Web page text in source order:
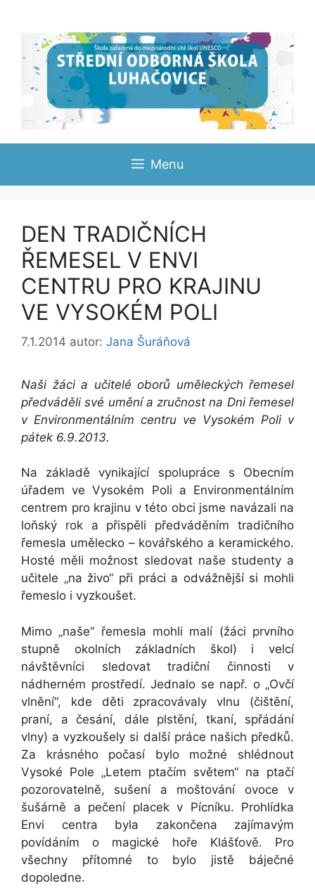
Menu
DEN TRADIČNÍCH
ŘEMESEL V ENVI
CENTRU PRO KRAJINU
VE VYSOKÉM POLI
7.1.2014 autor: Jana Šuráňová
Naši žáci a učitelé oborů uměleckých řemesel
předváděli své umění a zručnost na Dni řemesel
v Environmentálním centru ve Vysokém Poli v
pátek 6.9.2013.
Na základě vynikající spolupráce s Obecním
úřadem ve Vysokém Poli a Environmentálním
centrem pro krajinu v této obci jsme navázali na
loňský rok a přispěli předváděním tradičního
řemesla umělecko – kovářského a keramického.
Hosté měli možnost sledovat naše studenty a
učitele „na živo“ při práci a odvážnější si mohli
řemeslo i vyzkoušet.
Mimo „naše“ řemesla mohli malí (žáci prvního
stupně okolních základních škol) i velcí
návštěvníci sledovat tradiční činnosti v
nádherném prostředí. Jednalo se např. o „Ovčí
vlnění“, kde děti zpracovávaly vlnu (čištění,
praní, a česání, dále plstění, tkaní, spřádání
vlny) a vyzkoušely si další práce našich předků.
Za krásného počasí bylo možné shlédnout
Vysoké Pole „Letem ptačím světem“ na ptačí
pozorovatelně, sušení a moštování ovoce v
šušárně a pečení placek v Pícníku. Prohlídka
Envi centra byla zakončena zajímavým
povídáním o magické hoře Klášťově. Pro
všechny přítomné to bylo jistě báječné
dopoledne.